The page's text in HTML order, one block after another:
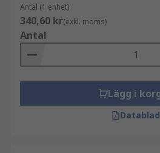
Antal (1 enhet)
340,60 kr(exkl. moms)
Antal
Lägg i
Datablad